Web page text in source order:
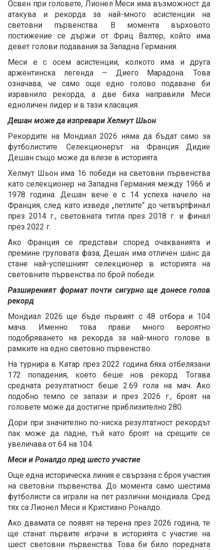
Освен при головете, Лионел Меси има възможност да
атакува и рекорда за най-много асистенции на
световни първенства. В момента върховото
постижение се държи от Фриц Валтер, който има
девет голови подавания за Западна Германия.
Меси е с осем асистенции, колкото има и друга
аржентинска легенда — Диего Марадона. Това
означава, че само още едно голово подаване би
изравнило рекорда, а две биха направили Меси
едноличен лидер и в тази класация.
Дешан може да изпревари Хелмут Шьон
Рекордите на Мондиал 2026 няма да бъдат само за
футболистите. Селекционерът на Франция Дидие
Дешан също може да влезе в историята.
Хелмут Шьон има 16 победи на световни първенства
като селекционер на Западна Германия между 1966 и
1978 година. Дешан вече е с 14 успеха начело на
Франция, след като изведе „петлите“ до четвъртфинал
през 2014 г., световната титла през 2018 г. и финал
през 2022 г.
Ако Франция се представи според очакванията и
премине груповата фаза, Дешан има отличен шанс да
стане най-успешният селекционер в историята на
световните първенства по брой победи.
Разширеният формат почти сигурно ще донесе голов
рекорд
Мондиал 2026 ще бъде първият с 48 отбора и 104
мача. Именно това прави много вероятно
подобряването на рекорда за най-много голове в
рамките на едно световно първенство.
На турнира в Катар през 2022 година бяха отбелязани
172 попадения, което беше нов рекорд. Тогава
средната резултатност беше 2.69 гола на мач. Ако
подобно темпо се запази и през 2026 г., броят на
головете може да достигне приблизително 280.
Дори при значително по-ниска резултатност рекордът
пак може да падне, тъй като броят на срещите се
увеличава от 64 на 104.
Меси и Роналдо пред шесто участие
Още една историческа линия е свързана с броя участия
на световни първенства. До момента само шестима
футболисти са играли на пет различни мондиала. Сред
тях са Лионел Меси и Кристиано Роналдо.
Ако двамата се появят на терена през 2026 година, те
ще станат първите играчи в историята с участие на
шест световни първенства. Това би било поредната